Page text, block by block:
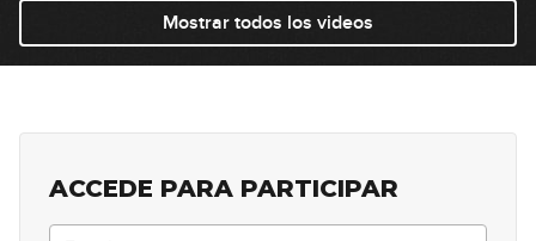
26
17:58
Dominantes funcionales, no
funcionales y sustitutos
27
Mostrar todos los videos
ACCEDE PARA PARTICIPAR